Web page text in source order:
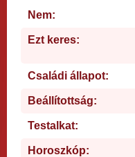
Nem:
Ezt keres:
Családi állapot:
Beállítottság:
Testalkat:
Horoszkóp: